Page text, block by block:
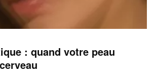
: quand votre peau